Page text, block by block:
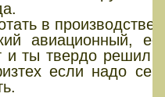
в производстве
авиационный,
и ты твердо решил
если надо